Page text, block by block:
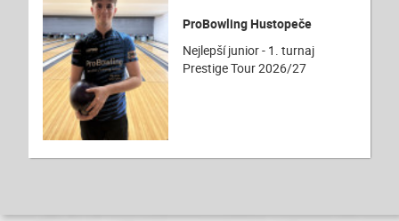
ProBowling Hustopeče
Nejlepší junior - 1. turnaj
Prestige Tour 2026/27